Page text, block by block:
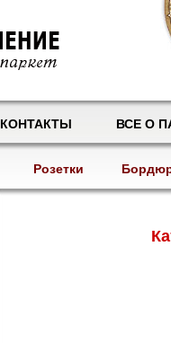
КОНТАКТЫ ВСЕ О
Розетки